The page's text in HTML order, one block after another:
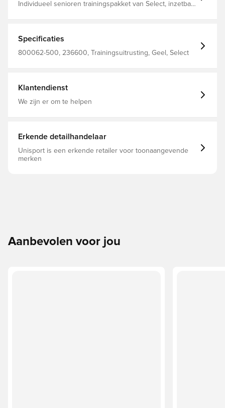
Individueel senioren trainingspakket van Select, inzetbaar
van 60 cm 8 hoedjes van 7 cm 2 passpoorten 1 tas voor
opslag
Specificaties
800062-500, 236600, Trainingsuitrusting, Geel, Select
Klantendienst
We zijn er om te helpen
Erkende detailhandelaar
Unisport is een erkende retailer voor toonaangevende
merken
Aanbevolen voor jou